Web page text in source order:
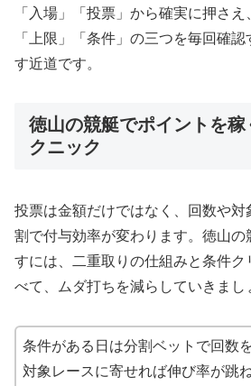
「入場」「投票」から確実に押さえ
「上限」「条件」の三つを毎回確
す近道です。
徳山の競艇でポイントを
クニック
投票は金額だけではなく、回数や対
割で付与効率が変わります。徳山
すには、二重取りの仕組みと条件ク
べて、ムダ打ちを減らしていきまし
条件がある日は分割ベットで回数
対象レースに寄せれば伸び率が跳